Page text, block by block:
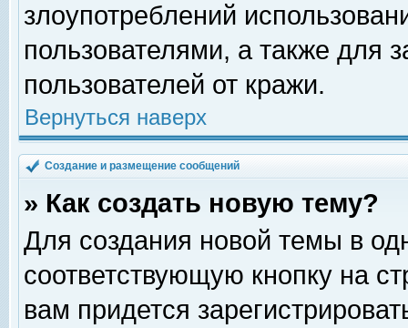
злоупотреблений
пользователями, а также для
пользователей от кражи.
Вернуться наверх
Создание и размещение сообщений
» Как создать новую тему?
Для создания новой темы в
соответствующую кнопку на
вам придется